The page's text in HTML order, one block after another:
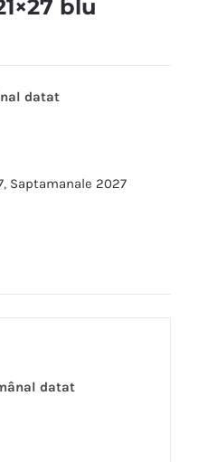
blu
datat
, Saptamanale 2027
datat